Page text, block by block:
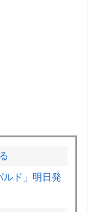
ルド」明日発